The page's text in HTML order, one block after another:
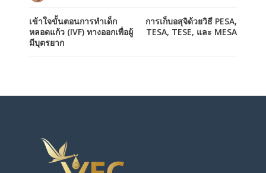
เข้าใจขั้นตอนการทำเด็ก
หลอดแก้ว (IVF) ทางออกเพื่อผู้
มีบุตรยาก
การเก็บอสุจิด้วยวิธี PESA,
TESA, TESE, และ MESA